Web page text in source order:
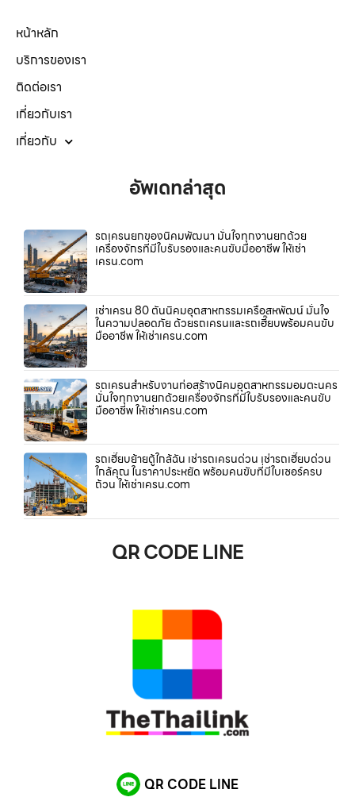
หน้าหลัก
บริการของเรา
ติดต่อเรา
เกี่ยวกับเรา
เกี่ยวกับ
อัพเดทล่าสุด
รถเครนยกของนิคมพัฒนา มั่นใจทุกงานยกด้วย
เครื่องจักรที่มีใบรับรองและคนขับมืออาชีพ ให้เช่า
เครน.com
เช่าเครน 80 ตันนิคมอุตสาหกรรมเครือสหพัฒน์ มั่นใจ
ในความปลอดภัย ด้วยรถเครนและรถเฮี๊ยบพร้อมคนขับ
มืออาชีพ ให้เช่าเครน.com
รถเครนสำหรับงานก่อสร้างนิคมอุตสาหกรรมอมตะนคร
มั่นใจทุกงานยกด้วยเครื่องจักรที่มีใบรับรองและคนขับ
มืออาชีพ ให้เช่าเครน.com
รถเฮี๊ยบย้ายตู้ใกล้ฉัน เช่ารถเครนด่วน เช่ารถเฮี๊ยบด่วน
ใกล้คุณ ในราคาประหยัด พร้อมคนขับที่มีใบเซอร์ครบ
ถ้วน ให้เช่าเครน.com
QR CODE LINE
QR CODE LINE